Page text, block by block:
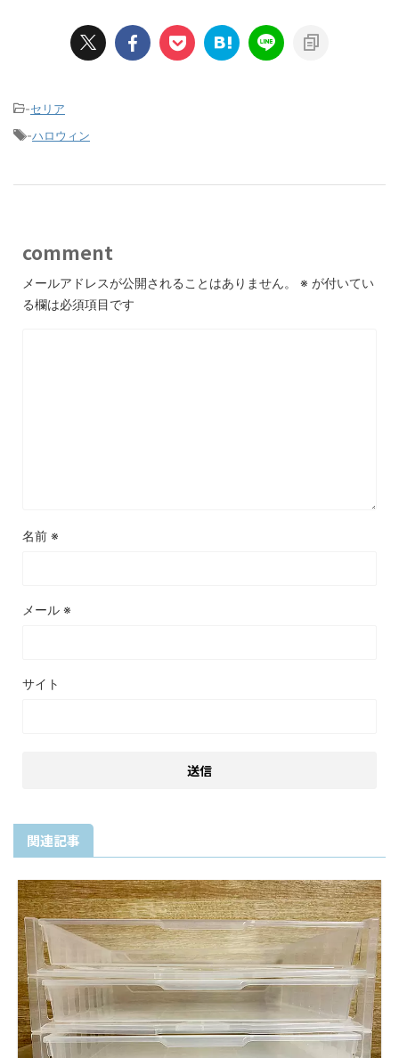
-セリア
-ハロウィン
comment
メールアドレスが公開されることはありません。 ※ が付いてい
る欄は必須項目です
名前 ※
メール ※
サイト
関連記事